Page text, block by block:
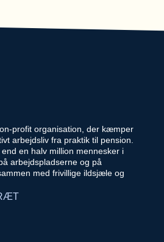
profit organisation, der kæmper
arbejdsliv fra praktik til pension.
en halv million mennesker i
arbejdspladserne og på
med frivillige ildsjæle og